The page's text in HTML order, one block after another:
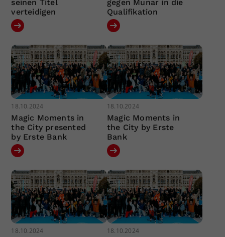
seinen Titel
verteidigen
gegen Munar in die
Qualifikation
18.10.2024
Magic Moments in
the City presented
by Erste Bank
18.10.2024
Magic Moments in
the City by Erste
Bank
18.10.2024 18.10.2024